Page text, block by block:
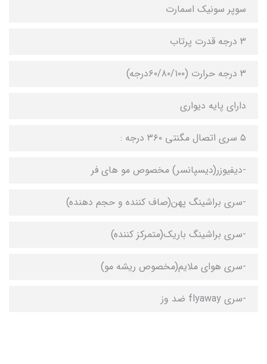
سوپر سونیک اسمارت
۳ درجه قدرت پرتاب
۳ درجه حرارت (۶۰/۸۰/۱۰۰درجه)
دارای پایه دیواری
۵ سری اتصال مگنتی ۳۶۰ درجه :
-دیفیوزر(دیسپانسر) مخصوص مو های فر
-سری براشینگ پهن(صاف کننده و حجم دهنده)
-سری براشینگ باریک(متمرکز کننده)
-سری هوای ملایم(مخصوص ریشه مو)
-سری flyaway ضد وز